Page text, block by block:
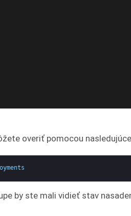
overiť pomocou
by ste mali vidieť stav